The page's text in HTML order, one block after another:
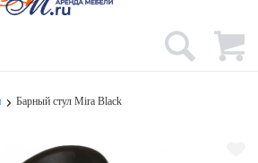
Барный стул Mira Black